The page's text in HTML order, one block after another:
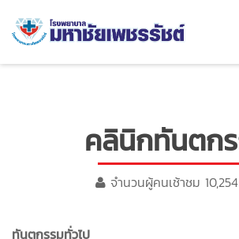
คลินิกทันตก
จำนวนผู้คนเช้าชม
ทันตกรรมทั่วไป